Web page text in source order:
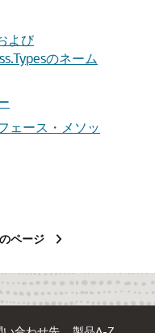
よび
のネーム
ェース・メソッ
ページ